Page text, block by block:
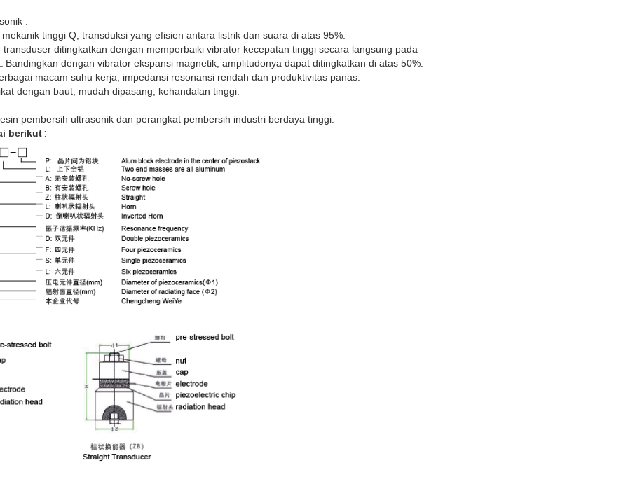
:
tinggi Q, transduksi yang efisien antara listrik dan suara di atas 95%.
transduser ditingkatkan dengan memperbaiki vibrator kecepatan tinggi secara langsung pada
Bandingkan dengan vibrator ekspansi magnetik, amplitudonya dapat ditingkatkan di atas 50%.
macam suhu kerja, impedansi resonansi rendah dan produktivitas panas.
dengan baut, mudah dipasang, kehandalan tinggi.
pembersih ultrasonik dan perangkat pembersih industri berdaya tinggi.
berikut :